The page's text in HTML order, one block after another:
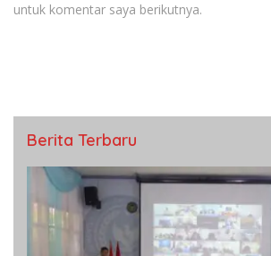
untuk komentar saya berikutnya.
Berita Terbaru